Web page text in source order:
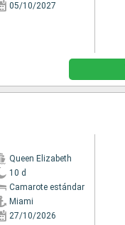
05/10/2027
Queen Elizabeth
10 d
Camarote estándar
Miami
27/10/2026